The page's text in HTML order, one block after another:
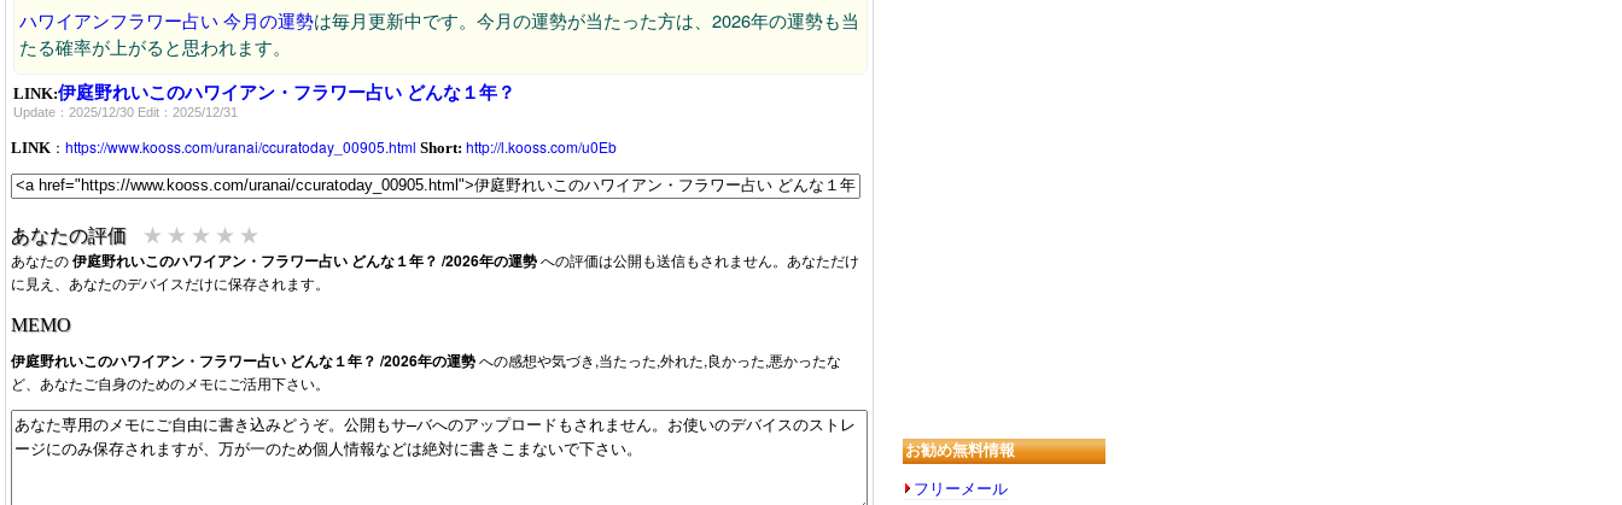
ハワイアンフラワー占い 今月の運勢は毎月更新中です。今月の運勢が当たった方は、2026年の運勢も当
たる確率が上がると思われます。
LINK:伊庭野れいこのハワイアン・フラワー占い どんな１年？
Update：2025/12/30 Edit：2025/12/31
LINK ： https://www.kooss.com/uranai/ccuratoday_00905.html Short: http://l.kooss.com/u0Eb
あなたの評価 ★ ★ ★ ★ ★
あなたの伊庭野れいこのハワイアン・フラワー占い どんな１年？ /2026年の運勢への評価は公開も送信もされません。あなただけ
に見え、あなたのデバイスだけに保存されます。
MEMO
伊庭野れいこのハワイアン・フラワー占い どんな１年？ /2026年の運勢への感想や気づき,当たった,外れた,良かった,悪かったな
ど、あなたご自身のためのメモにご活用下さい。
お勧め無料情報
フリーメール